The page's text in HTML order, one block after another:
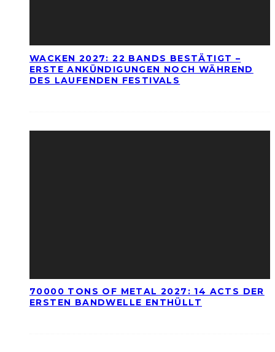
WACKEN 2027: 22 BANDS BESTÄTIGT –
ERSTE ANKÜNDIGUNGEN NOCH WÄHREND
DES LAUFENDEN FESTIVALS
70000 TONS OF METAL 2027: 14 ACTS DER
ERSTEN BANDWELLE ENTHÜLLT